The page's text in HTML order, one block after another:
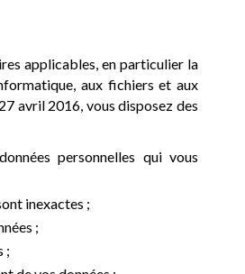
applicables, en particulier la
aux fichiers et aux
avril 2016, vous disposez des
personnelles qui vous
inexactes ;
;
;